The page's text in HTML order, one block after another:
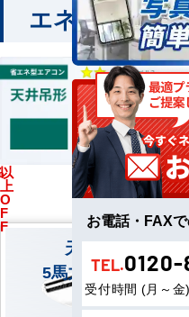
エネ 一覧
以
上
O
F
F
天井吊形
5馬力 シングル
お電話・FAX
TEL.0120-
受付時間 (月～